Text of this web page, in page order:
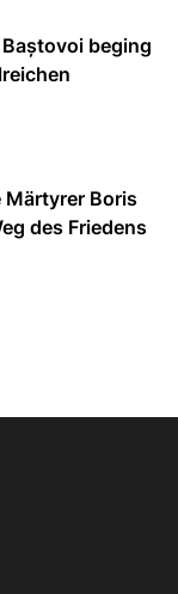
beging
Märtyrer Boris
des Friedens